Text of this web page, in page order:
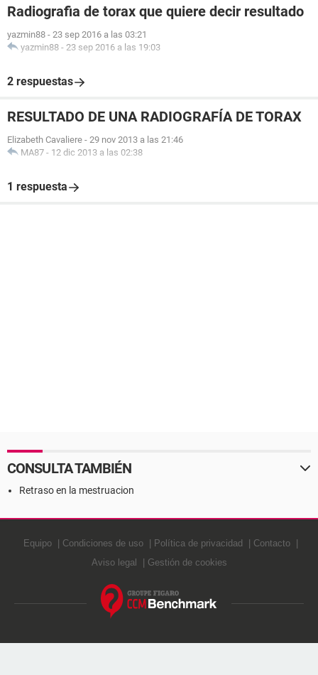
Radiografia de torax que quiere decir resultado
yazmin88 - 23 sep 2016 a las 03:21
yazmin88 - 23 sep 2016 a las 19:03
2 respuestas
RESULTADO DE UNA RADIOGRAFÍA DE TORAX
Elizabeth Cavaliere - 29 nov 2013 a las 21:46
MA87 - 12 dic 2013 a las 02:38
1 respuesta
CONSULTA TAMBIÉN
Retraso en la mestruacion
Equipo Condiciones de uso Política de privacidad
Contacto
Aviso legal
Gestión de cookies